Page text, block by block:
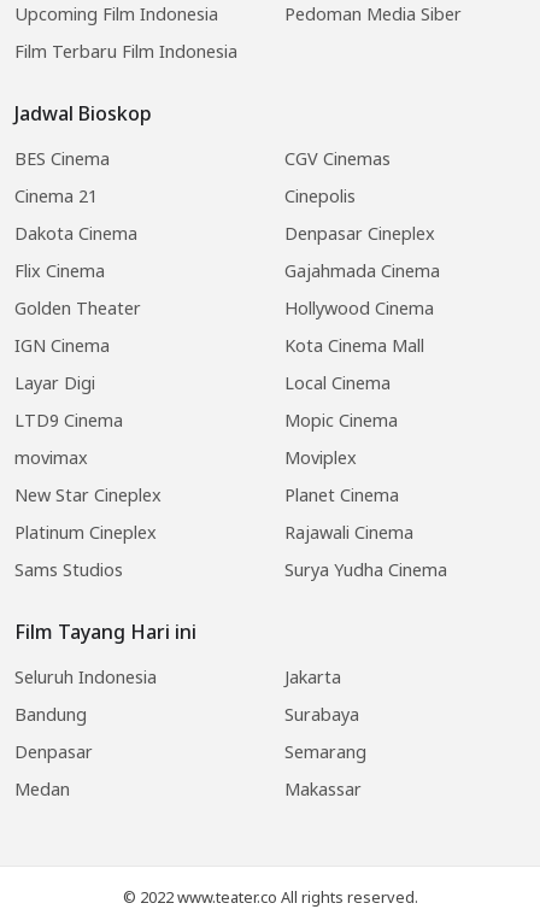
Upcoming Film Indonesia
Film Terbaru Film Indonesia
Jadwal Bioskop
BES Cinema
CGV Cinemas
Cinema 21
Cinepolis
Dakota Cinema
Denpasar Cineplex
Flix Cinema
Gajahmada Cinema
Golden Theater
Hollywood Cinema
IGN Cinema
Kota Cinema Mall
Layar Digi
Local Cinema
LTD9 Cinema
Mopic Cinema
movimax
Moviplex
New Star Cineplex
Planet Cinema
Platinum Cineplex
Rajawali Cinema
Sams Studios
Surya Yudha Cinema
Film Tayang Hari ini
Seluruh Indonesia
Jakarta
Bandung
Surabaya
Denpasar
Semarang
Medan
Makassar
Pedoman Media Siber
© 2022 www.teater.co All rights reserved.